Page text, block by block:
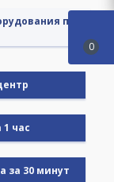
по
час
за 30 минут
0